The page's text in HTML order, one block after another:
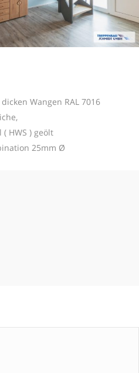
Wangen RAL 7016
HWS ) geölt
25mm Ø